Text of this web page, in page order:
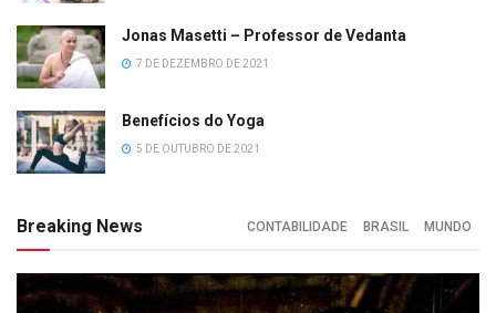
Jonas Masetti – Professor de Vedanta
7 DE DEZEMBRO DE 2021
Benefícios do Yoga
5 DE OUTUBRO DE 2021
Breaking News CONTABILIDADE BRASIL MUNDO